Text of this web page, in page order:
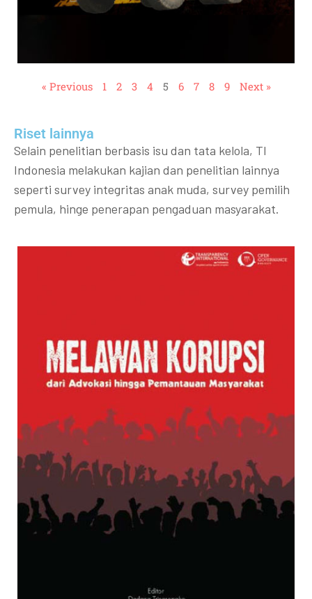
« Previous 1 2 3 4 5 6 7 8 9 Next »
Riset lainnya​​
Selain penelitian berbasis isu dan tata kelola, TI
Indonesia melakukan kajian dan penelitian lainnya
seperti survey integritas anak muda, survey pemilih
pemula, hinge penerapan pengaduan masyarakat.